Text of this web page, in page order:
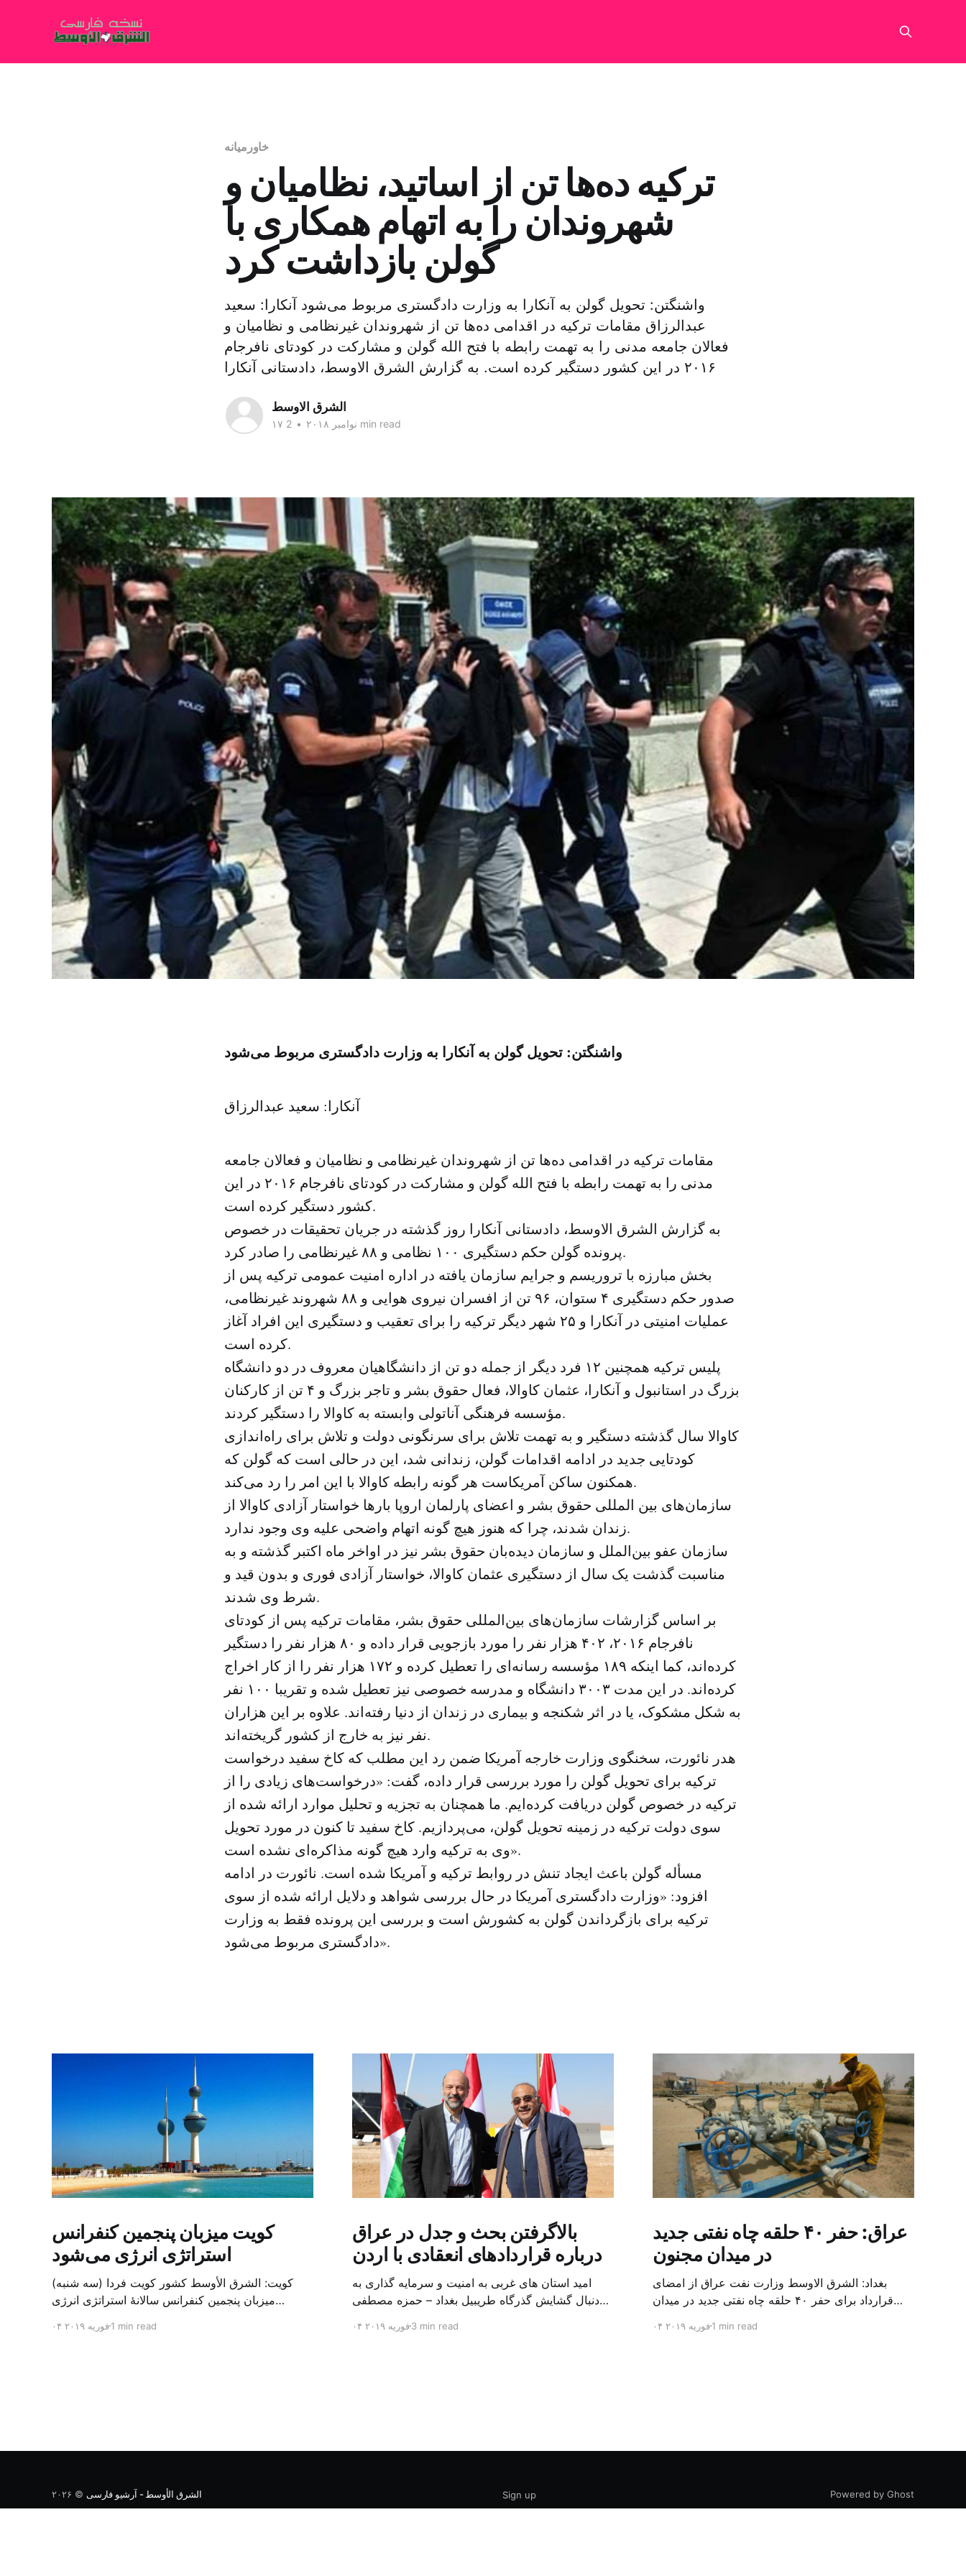
خاورمیانه
ترکیه ده‌ها تن از اساتید، نظامیان و
شهروندان را به اتهام همکاری با
گولن بازداشت کرد
واشنگتن: تحویل گولن به آنکارا به وزارت دادگستری مربوط می‌شود آنکارا: سعید
عبدالرزاق مقامات ترکیه در اقدامی ده‌ها تن از شهروندان غیرنظامی و نظامیان و
فعالان جامعه مدنی را به تهمت رابطه با فتح الله گولن و مشارکت در کودتای نافرجام
۲۰۱۶ در این کشور دستگیر کرده است. به گزارش الشرق الاوسط، دادستانی آنکارا
الشرق الاوسط
۱۷ نوامبر ۲۰۱۸ • 2 min read
واشنگتن: تحویل گولن به آنکارا به وزارت دادگستری مربوط می‌شود
آنکارا: سعید عبدالرزاق
مقامات ترکیه در اقدامی ده‌ها تن از شهروندان غیرنظامی و نظامیان و فعالان جامعه
مدنی را به تهمت رابطه با فتح الله گولن و مشارکت در کودتای نافرجام ۲۰۱۶ در این
کشور دستگیر کرده است.
به گزارش الشرق الاوسط، دادستانی آنکارا روز گذشته در جریان تحقیقات در خصوص
پرونده گولن حکم دستگیری ۱۰۰ نظامی و ۸۸ غیرنظامی را صادر کرد.
بخش مبارزه با تروریسم و جرایم سازمان یافته در اداره امنیت عمومی ترکیه پس از
صدور حکم دستگیری ۴ ستوان، ۹۶ تن از افسران نیروی هوایی و ۸۸ شهروند غیرنظامی،
عملیات امنیتی در آنکارا و ۲۵ شهر دیگر ترکیه را برای تعقیب و دستگیری این افراد آغاز
کرده است.
پلیس ترکیه همچنین ۱۲ فرد دیگر از جمله دو تن از دانشگاهیان معروف در دو دانشگاه
بزرگ در استانبول و آنکارا، عثمان کاوالا، فعال حقوق بشر و تاجر بزرگ و ۴ تن از کارکنان
مؤسسه فرهنگی آناتولی وابسته به کاوالا را دستگیر کردند.
کاوالا سال گذشته دستگیر و به تهمت تلاش برای سرنگونی دولت و تلاش برای راه‌اندازی
کودتایی جدید در ادامه اقدامات گولن، زندانی شد، این در حالی است که گولن که
همکنون ساکن آمریکاست هر گونه رابطه کاوالا با این امر را رد می‌کند.
سازمان‌های بین المللی حقوق بشر و اعضای پارلمان اروپا بارها خواستار آزادی کاوالا از
زندان شدند، چرا که هنوز هیچ گونه اتهام واضحی علیه وی وجود ندارد.
سازمان عفو بین‌الملل و سازمان دیده‌بان حقوق بشر نیز در اواخر ماه اکتبر گذشته و به
مناسبت گذشت یک سال از دستگیری عثمان کاوالا، خواستار آزادی فوری و بدون قید و
شرط وی شدند.
بر اساس گزارشات سازمان‌های بین‌المللی حقوق بشر، مقامات ترکیه پس از کودتای
نافرجام ۲۰۱۶، ۴۰۲ هزار نفر را مورد بازجویی قرار داده و ۸۰ هزار نفر را دستگیر
کرده‌اند، کما اینکه ۱۸۹ مؤسسه رسانه‌ای را تعطیل کرده و ۱۷۲ هزار نفر را از کار اخراج
کرده‌اند. در این مدت ۳۰۰۳ دانشگاه و مدرسه خصوصی نیز تعطیل شده و تقریبا ۱۰۰ نفر
به شکل مشکوک، یا در اثر شکنجه و بیماری در زندان از دنیا رفته‌اند. علاوه بر این هزاران
نفر نیز به خارج از کشور گریخته‌اند.
هدر نائورت، سخنگوی وزارت خارجه آمریکا ضمن رد این مطلب که کاخ سفید درخواست
ترکیه برای تحویل گولن را مورد بررسی قرار داده، گفت: «درخواست‌های زیادی را از
ترکیه در خصوص گولن دریافت کرده‌ایم. ما همچنان به تجزیه و تحلیل موارد ارائه شده از
سوی دولت ترکیه در زمینه تحویل گولن، می‌پردازیم. کاخ سفید تا کنون در مورد تحویل
وی به ترکیه وارد هیچ گونه مذاکره‌ای نشده است».
مسأله گولن باعث ایجاد تنش در روابط ترکیه و آمریکا شده است. نائورت در ادامه
افزود: «وزارت دادگستری آمریکا در حال بررسی شواهد و دلایل ارائه شده از سوی
ترکیه برای بازگرداندن گولن به کشورش است و بررسی این پرونده فقط به وزارت
دادگستری مربوط می‌شود».
کویت میزبان پنجمین کنفرانس
استراتژی انرژی می‌شود
کویت: الشرق الأوسط کشور کویت فردا (سه شنبه)
میزبان پنجمین کنفرانس سالانهٔ استراتژی انرژی
الشرق الاوسط، حدود ۳۰۰ متخصص از شرکت‌های
۰۴ فوریه ۲۰۱۹1 min read
بالاگرفتن بحث و جدل در عراق
درباره قراردادهای انعقادی با اردن
امید استان های غربی به امنیت و سرمایه گذاری به
دنبال گشایش گذرگاه طریبیل بغداد – حمزه مصطفی
طریبیل توسط عادل عبد المهدی نخست وزیر عراق و
۰۴ فوریه ۲۰۱۹3 min read
عراق: حفر ۴۰ حلقه چاه نفتی جدید
در میدان مجنون
بغداد: الشرق الاوسط وزارت نفت عراق از امضای
قرارداد برای حفر ۴۰ حلقه چاه نفتی جدید در میدان
محمد خضیر مدعامل شرکت حفاری عراق روز یکشنبه
۰۴ فوریه ۲۰۱۹1 min read
الشرق الأوسط - آرشیو فارسی © ۲۰۲۶ Sign up Powered by Ghost